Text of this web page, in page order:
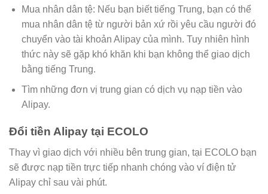
Mua nhân dân tệ: Nếu bạn biết tiếng Trung, bạn có thể
mua nhân dân tệ từ người bản xứ rồi yêu cầu người đó
chuyển vào tài khoản Alipay của mình. Tuy nhiên hình
thức này sẽ gặp khó khăn khi bạn không thể giao dịch
bằng tiếng Trung.
Tìm những đơn vị trung gian có dịch vụ nạp tiền vào
Alipay.
Đổi tiền Alipay tại ECOLO
Thay vì giao dịch với nhiều bên trung gian, tại ECOLO bạn
sẽ được nạp tiền trực tiếp nhanh chóng vào ví điện tử
Alipay chỉ sau vài phút.